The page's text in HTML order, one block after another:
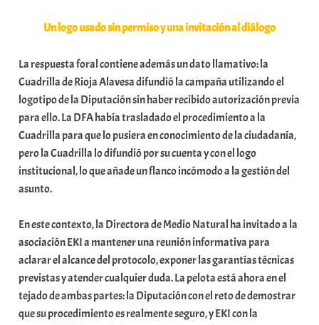
Un logo usado sin permiso y una invitación al diálogo
La respuesta foral contiene además un dato llamativo: la
Cuadrilla de Rioja Alavesa difundió la campaña utilizando el
logotipo de la Diputación sin haber recibido autorización previa
para ello. La DFA había trasladado el procedimiento a la
Cuadrilla para que lo pusiera en conocimiento de la ciudadanía,
pero la Cuadrilla lo difundió por su cuenta y con el logo
institucional, lo que añade un flanco incómodo a la gestión del
asunto.
En este contexto, la Directora de Medio Natural ha invitado a la
asociación EKI a mantener una reunión informativa para
aclarar el alcance del protocolo, exponer las garantías técnicas
previstas y atender cualquier duda. La pelota está ahora en el
tejado de ambas partes: la Diputación con el reto de demostrar
que su procedimiento es realmente seguro, y EKI con la